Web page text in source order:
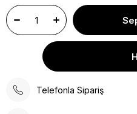
Telefonla Sipariş